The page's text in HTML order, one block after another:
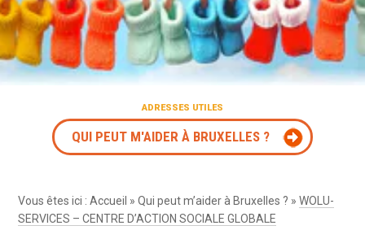
ADRESSES UTILES
QUI PEUT M'AIDER À BRUXELLES ?
Vous êtes ici :Accueil »Qui peut m’aider à Bruxelles ? »WOLU-
SERVICES – CENTRE D’ACTION SOCIALE GLOBALE